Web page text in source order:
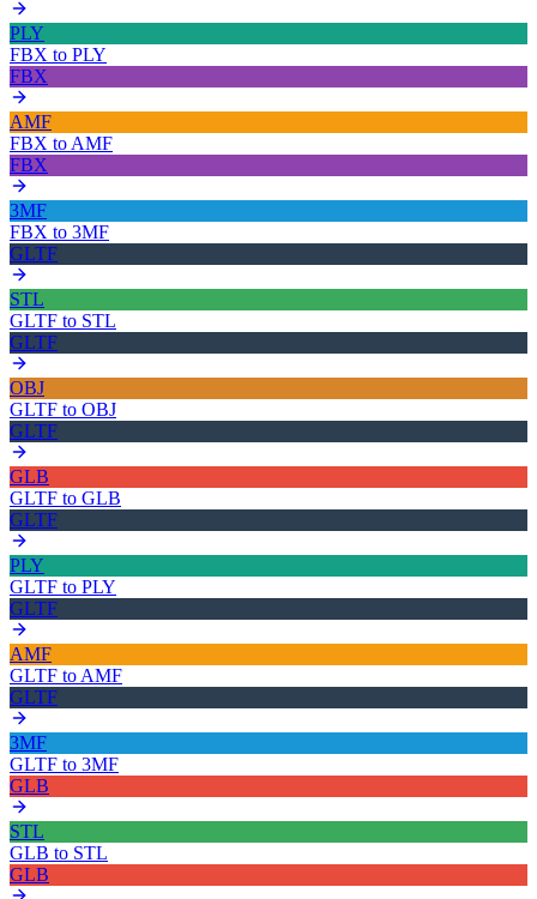
PLY
FBX to PLY
FBX
AMF
FBX to AMF
FBX
3MF
FBX to 3MF
GLTF
STL
GLTF to STL
GLTF
OBJ
GLTF to OBJ
GLTF
GLB
GLTF to GLB
GLTF
PLY
GLTF to PLY
GLTF
AMF
GLTF to AMF
GLTF
3MF
GLTF to 3MF
GLB
STL
GLB to STL
GLB